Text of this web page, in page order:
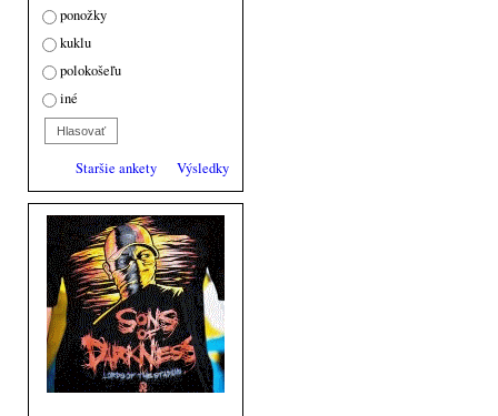
ponožky
kuklu
polokošeľu
iné
Staršie ankety Výsledky